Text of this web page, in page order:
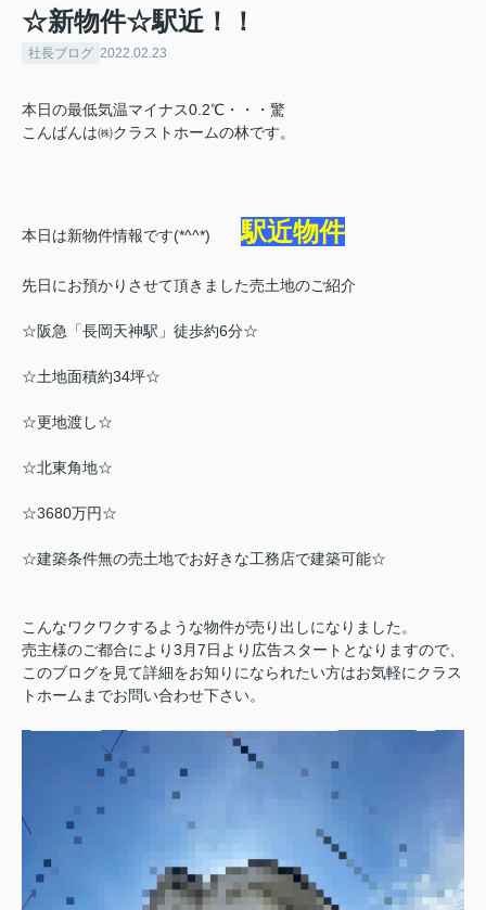
☆新物件☆駅近！！
社長ブログ 2022.02.23
本日の最低気温マイナス0.2℃・・・驚
こんばんは㈱クラストホームの林です。
本日は新物件情報です(*^^*)駅近物件
先日にお預かりさせて頂きました売土地のご紹介
☆阪急「長岡天神駅」徒歩約6分☆
☆土地面積約34坪☆
☆更地渡し☆
☆北東角地☆
☆3680万円☆
☆建築条件無の売土地でお好きな工務店で建築可能☆
こんなワクワクするような物件が売り出しになりました。
売主様のご都合により3月7日より広告スタートとなりますので、
このブログを見て詳細をお知りになられたい方はお気軽にクラス
トホームまでお問い合わせ下さい。